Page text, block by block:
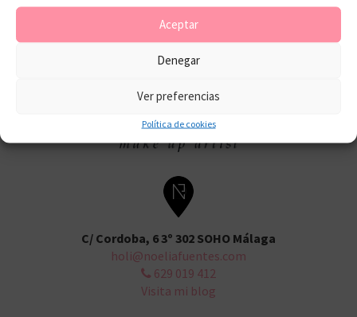
Aceptar
Denegar
Ver preferencias
Política de cookies
C/ Cordoba, 6 3º 302 SOHO Málaga
holi@noeliafuentes.com
629 019 412
Visita mi blog